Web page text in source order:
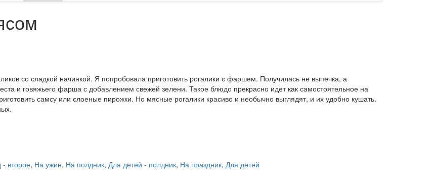
со сладкой начинкой. Я попробовала приготовить рогалики с фаршем. Получилась не выпечка, а
и говяжьего фарша с добавлением свежей зелени. Такое блюдо прекрасно идет как самостоятельное на
самсу или слоеные пирожки. Но мясные рогалики красиво и необычно выглядят, и их удобно кушать.
второе, На ужин, На полдник, Для детей - полдник, На праздник, Для детей